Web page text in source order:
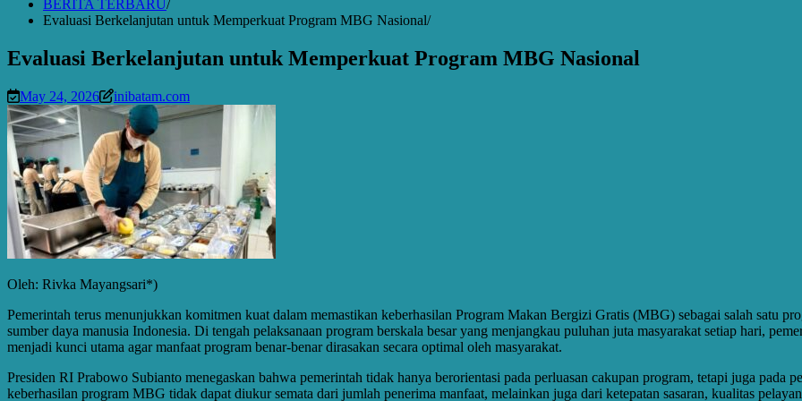
BERITA TERBARU
Evaluasi Berkelanjutan untuk Memperkuat Program MBG Nasional
Evaluasi Berkelanjutan untuk Memperkuat Program MBG Nasional
May 24, 2026 inibatam.com
Oleh: Rivka Mayangsari*)
Pemerintah terus menunjukkan komitmen kuat dalam memastikan keberhasilan Program Makan Bergizi Gratis (MBG) sebagai salah satu
sumber daya manusia Indonesia. Di tengah pelaksanaan program berskala besar yang menjangkau puluhan juta masyarakat setiap hari,
menjadi kunci utama agar manfaat program benar-benar dirasakan secara optimal oleh masyarakat.
Presiden RI Prabowo Subianto menegaskan bahwa pemerintah tidak hanya berorientasi pada perluasan cakupan program, tetapi juga pada
keberhasilan program MBG tidak dapat diukur semata dari jumlah penerima manfaat, melainkan juga dari ketepatan sasaran, kualitas